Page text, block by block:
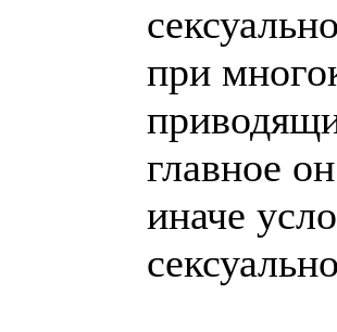
при
главное
иначе